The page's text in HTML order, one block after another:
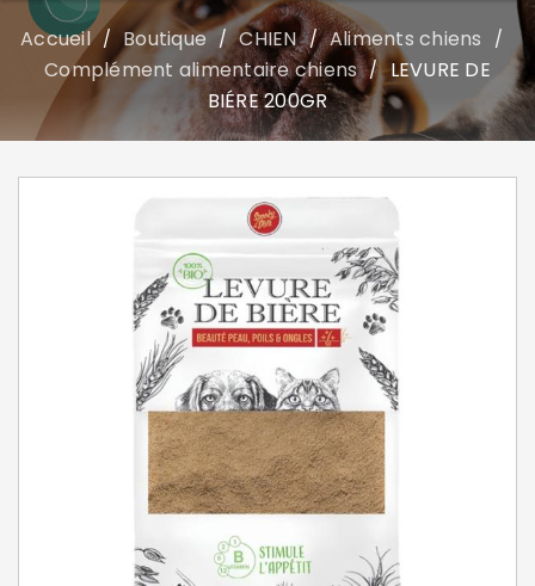
Accueil / Boutique / CHIEN / Aliments chiens /
Complément alimentaire chiens / LEVURE DE
BIÉRE 200GR